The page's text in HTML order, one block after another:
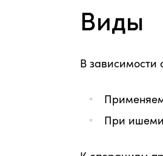
Виды
В зависимости
При